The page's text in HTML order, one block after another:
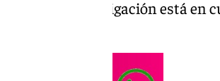
aunque la investigación está en